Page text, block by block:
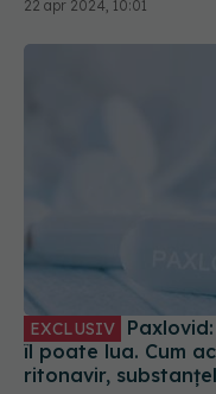
îl poate lua. Cum
ritonavir,
semnat contractul.
recomandarea
09 oct 2023, 13:08